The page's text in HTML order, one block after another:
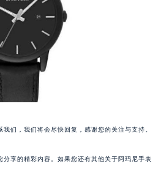
们，我们将会尽快回复，感谢您的关注与支持。
分享的精彩内容。如果您还有其他关于阿玛尼手表